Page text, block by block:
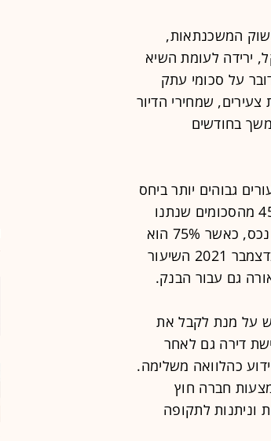
המשכנתאות,
בהיקף של כ-12 מיליארד שקל, ירידה לעומת השיא
על סכומי עתק
שמחירי הדיור
בחודשים
גבוהים יותר ביחס
לשווי הנכס מאשר בעבר. כך לדוגמה, בחודש אפריל יותר מ-45% מהסכומים שנתנו
הבנקים היו למשכנתאות שנלקחו ביחס של 60%-75% משווי הנכס, כאשר 75% הוא
הרף המקסימלי המותר למתן כמשכנתה. לשם השוואה, ביוני ובדצמבר 2021 השיעור
על מנת לקבל את
דירה גם לאחר
כהלוואה משלימה.
חברה חוץ
וניתנות לתקופה